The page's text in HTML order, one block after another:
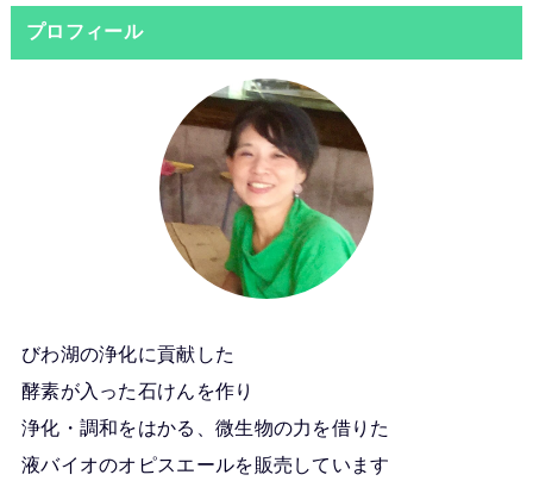
プロフィール
びわ湖の浄化に貢献した
酵素が入った石けんを作り
浄化・調和をはかる、微生物の力を借りた
液バイオのオピスエールを販売しています